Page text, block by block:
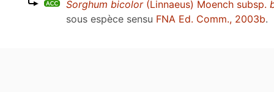
principal
Sorghum bicolor(Linnaeus) Moench subsp.
sous espèce sensu FNA Ed. Comm., 2003b.